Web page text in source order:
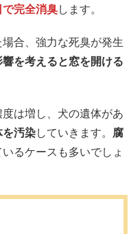
完全消臭します。
合、強力な死臭が発生
を考えると窓を開ける
は増し、犬の遺体があ
を汚染していきます。 腐
いるケースも多いでしょ